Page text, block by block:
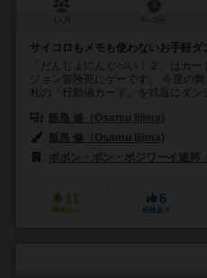
サイコロもメモも使わないお手軽ダ
「だんじょにんぐべい！２」はカ
ジョン冒険死にゲーです。 今度の
札の「行動値カード」を武器にダン
飯島 修（Osamu Iijima)
飯島 修（Osamu Iijima)
ボボン・ボン・ボジワーイ連邦
11
興味あり
6
経験あり